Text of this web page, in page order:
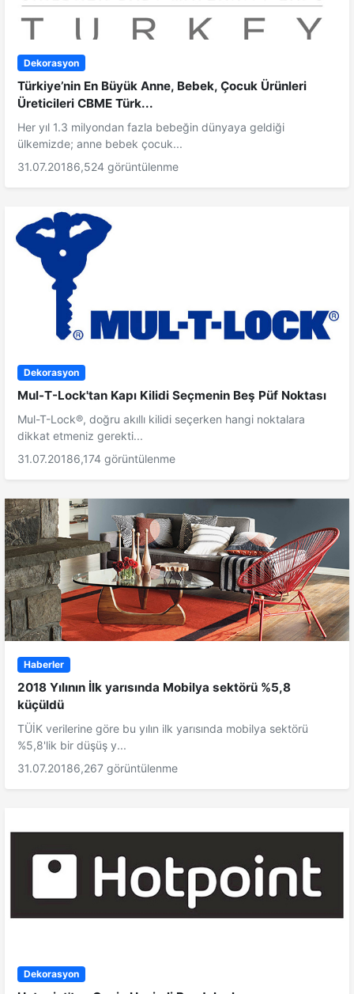
Dekorasyon
Türkiye’nin En Büyük Anne, Bebek, Çocuk Ürünleri
Üreticileri CBME Türk...
Her yıl 1.3 milyondan fazla bebeğin dünyaya geldiği
ülkemizde; anne bebek çocuk...
31.07.20186,524 görüntülenme
Dekorasyon
Mul-T-Lock'tan Kapı Kilidi Seçmenin Beş Püf Noktası
Mul-T-Lock®, doğru akıllı kilidi seçerken hangi noktalara
dikkat etmeniz gerekti...
31.07.20186,174 görüntülenme
Haberler
2018 Yılının İlk yarısında Mobilya sektörü %5,8
küçüldü
TÜİK verilerine göre bu yılın ilk yarısında mobilya sektörü
%5,8'lik bir düşüş y...
31.07.20186,267 görüntülenme
Dekorasyon